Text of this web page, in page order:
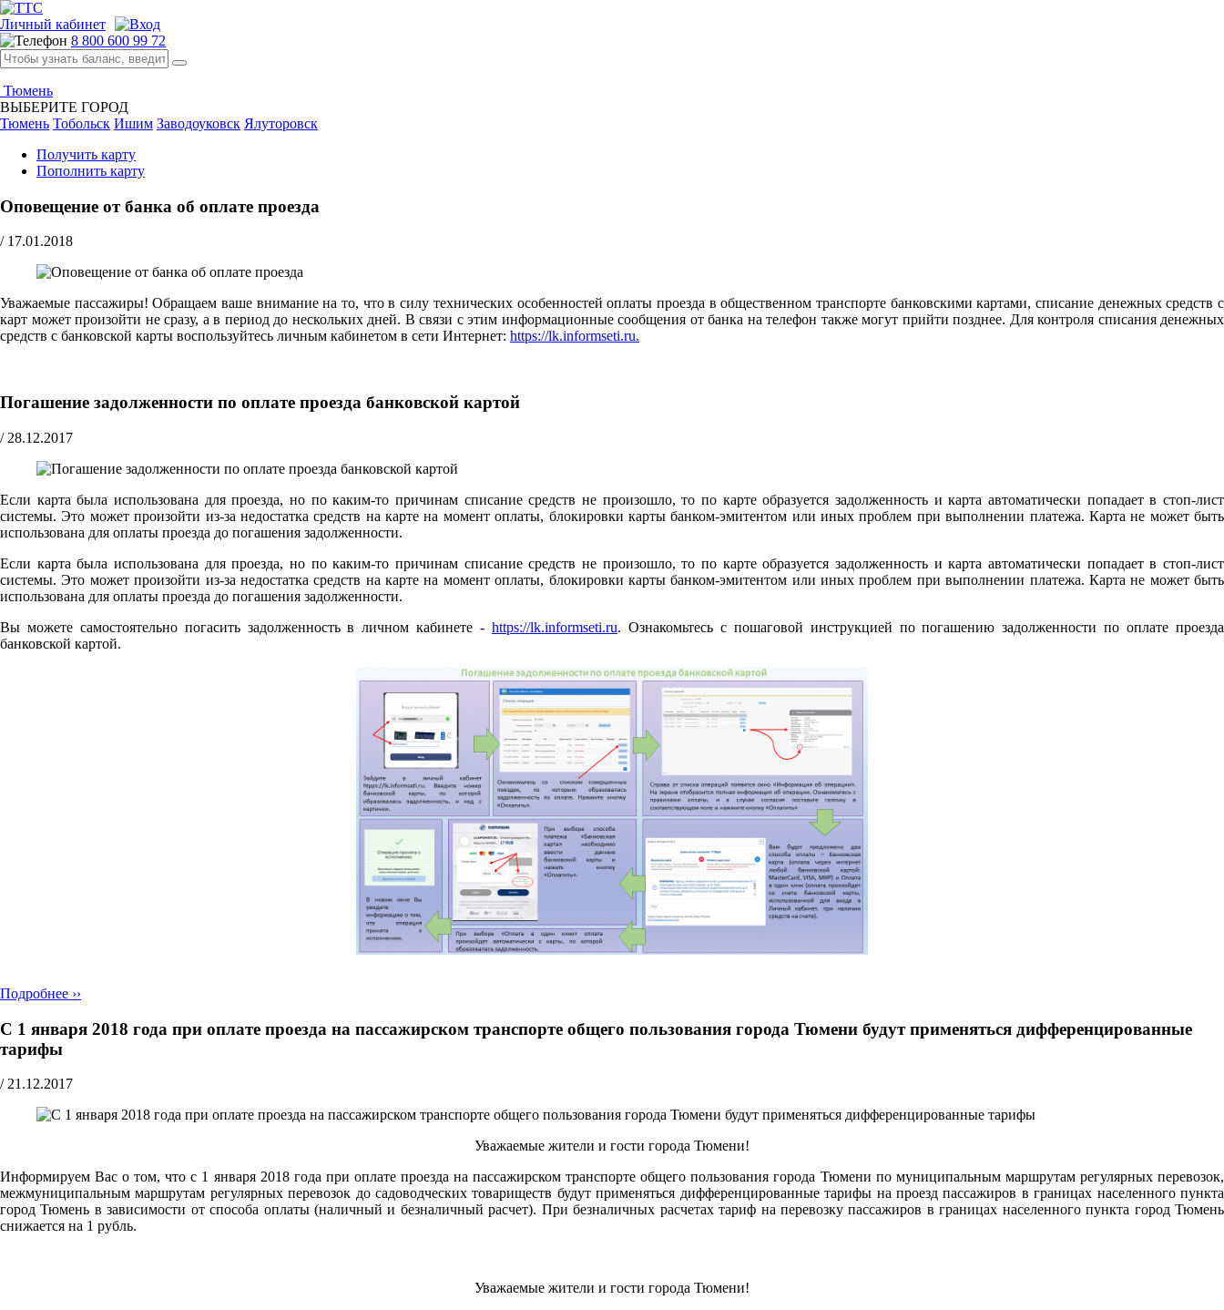
Личный кабинет
8 800 600 99 72
Тюмень
ВЫБЕРИТЕ ГОРОД
Тюмень Тобольск Ишим Заводоуковск Ялуторовск
Получить карту
Пополнить карту
Оповещение от банка об оплате проезда
/ 17.01.2018
Уважаемые пассажиры! Обращаем ваше внимание на то, что в силу технических особенностей оплаты проезда в общественном транспорте банковскими картами, списание денежных средств с
карт может произойти не сразу, а в период до нескольких дней. В связи с этим информационные сообщения от банка на телефон также могут прийти позднее. Для контроля списания денежных
средств с банковской карты воспользуйтесь личным кабинетом в сети Интернет: https://lk.informseti.ru.
Погашение задолженности по оплате проезда банковской картой
/ 28.12.2017
Если карта была использована для проезда, но по каким-то причинам списание средств не произошло, то по карте образуется задолженность и карта автоматически попадает в стоп-лист
системы. Это может произойти из-за недостатка средств на карте на момент оплаты, блокировки карты банком-эмитентом или иных проблем при выполнении платежа. Карта не может быть
использована для оплаты проезда до погашения задолженности.
Если карта была использована для проезда, но по каким-то причинам списание средств не произошло, то по карте образуется задолженность и карта автоматически попадает в стоп-лист
системы. Это может произойти из-за недостатка средств на карте на момент оплаты, блокировки карты банком-эмитентом или иных проблем при выполнении платежа. Карта не может быть
использована для оплаты проезда до погашения задолженности.
Вы можете самостоятельно погасить задолженность в личном кабинете -https://lk.informseti.ru. Ознакомьтесь с пошаговой инструкцией по погашению задолженности по оплате проезда
банковской картой.
Подробнее ››
С 1 января 2018 года при оплате проезда на пассажирском транспорте общего пользования города Тюмени будут применяться дифференцированные
тарифы
/ 21.12.2017
Уважаемые жители и гости города Тюмени!
Информируем Вас о том, что с 1 января 2018 года при оплате проезда на пассажирском транспорте общего пользования города Тюмени по муниципальным маршрутам регулярных перевозок,
межмуниципальным маршрутам регулярных перевозок до садоводческих товариществ будут применяться дифференцированные тарифы на проезд пассажиров в границах населенного пункта
город Тюмень в зависимости от способа оплаты (наличный и безналичный расчет). При безналичных расчетах тариф на перевозку пассажиров в границах населенного пункта город Тюмень
снижается на 1 рубль.
Уважаемые жители и гости города Тюмени!